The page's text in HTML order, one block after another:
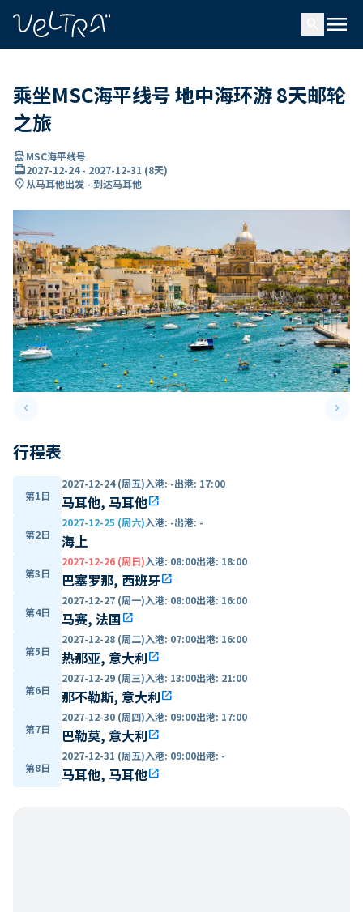
menu
乘坐MSC海平线号 地中海环游 8天邮轮
之旅
directions_boatMSC海平线号
card_travel2027-12-24- 2027-12-31 (8天)
location_on从马耳他出发 - 到达马耳他
keyboard_arrow_leftPrevious slide keyboard_arrow_right
行程表
第1日
2027-12-24 (周五)入港: -出港: 17:00
马耳他, 马耳他open_in_new
第2日
2027-12-25 (周六)入港: -出港: -
海上
第3日
2027-12-26 (周日)入港: 08:00出港: 18:00
巴塞罗那, 西班牙open_in_new
第4日
2027-12-27 (周一)入港: 08:00出港: 16:00
马赛, 法国open_in_new
第5日
2027-12-28 (周二)入港: 07:00出港: 16:00
热那亚, 意大利open_in_new
第6日
2027-12-29 (周三)入港: 13:00出港: 21:00
那不勒斯, 意大利open_in_new
第7日
2027-12-30 (周四)入港: 09:00出港: 17:00
巴勒莫, 意大利open_in_new
第8日
2027-12-31 (周五)入港: 09:00出港: -
马耳他, 马耳他open_in_new